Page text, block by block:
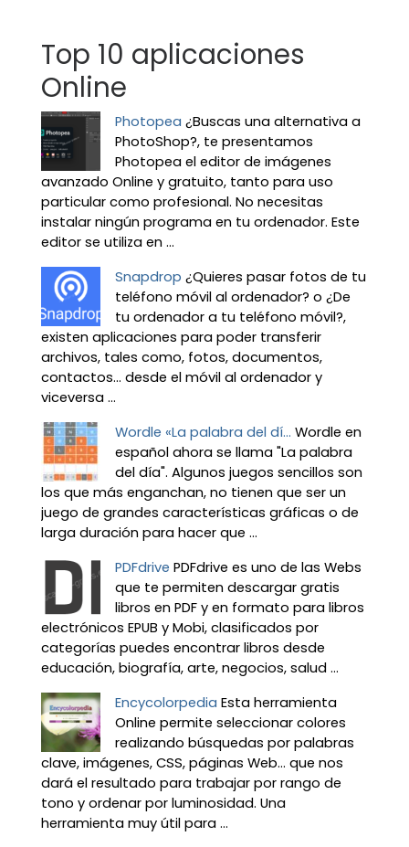
Top 10 aplicaciones
Online
Photopea ¿Buscas una alternativa a
PhotoShop?, te presentamos
Photopea el editor de imágenes
avanzado Online y gratuito, tanto para uso
particular como profesional. No necesitas
instalar ningún programa en tu ordenador. Este
editor se utiliza en ...
Snapdrop ¿Quieres pasar fotos de tu
teléfono móvil al ordenador? o ¿De
tu ordenador a tu teléfono móvil?,
existen aplicaciones para poder transferir
archivos, tales como, fotos, documentos,
contactos… desde el móvil al ordenador y
viceversa ...
Wordle «La palabra del dí... Wordle en
español ahora se llama "La palabra
del día". Algunos juegos sencillos son
los que más enganchan, no tienen que ser un
juego de grandes características gráficas o de
larga duración para hacer que ...
PDFdrive PDFdrive es uno de las Webs
que te permiten descargar gratis
libros en PDF y en formato para libros
electrónicos EPUB y Mobi, clasificados por
categorías puedes encontrar libros desde
educación, biografía, arte, negocios, salud ...
Encycolorpedia Esta herramienta
Online permite seleccionar colores
realizando búsquedas por palabras
clave, imágenes, CSS, páginas Web... que nos
dará el resultado para trabajar por rango de
tono y ordenar por luminosidad. Una
herramienta muy útil para ...